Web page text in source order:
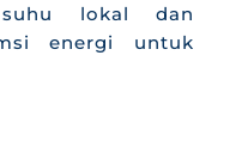
lokal dan
energi untuk